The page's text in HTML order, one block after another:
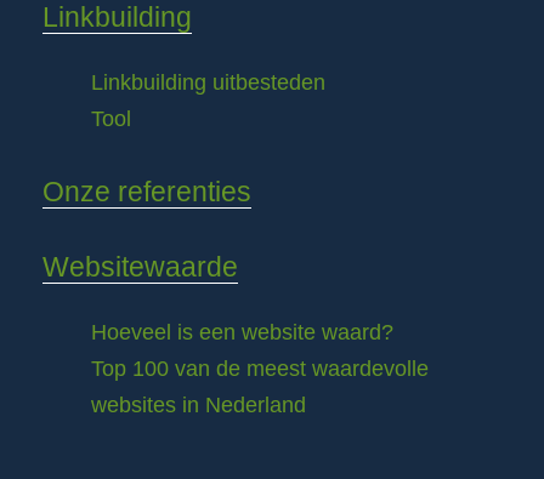
Linkbuilding
Linkbuilding uitbesteden
Tool
Onze referenties
Websitewaarde
Hoeveel is een website waard?
Top 100 van de meest waardevolle
websites in Nederland